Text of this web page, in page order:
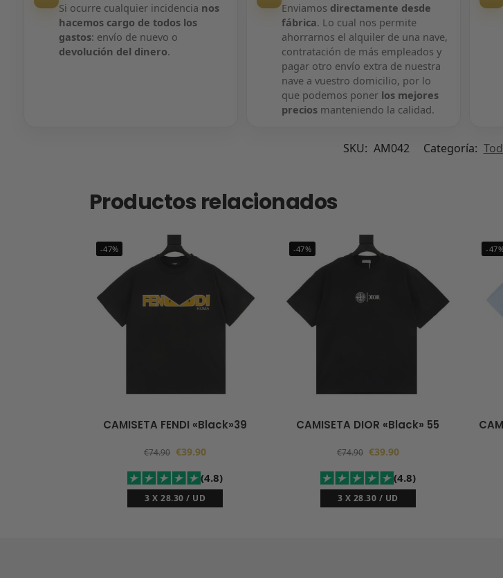
Si ocurre cualquier incidencia nos
hacemos cargo de todos los
gastos: envío de nuevo o
devolución del dinero.
Enviamos directamente desde
fábrica. Lo cual nos permite
ahorrarnos el alquiler de una nave,
contratación de más empleados y
pagar otro envío extra de nuestra
nave a vuestro domicilio, por lo
que podemos poner los mejores
preciosmanteniendo la calidad.
SKU: AM042 Categoría:
Productos relacionados
-47%
CAMISETA FENDI «Black»39
€74.90 €39.90
(4.8)
3 X 28.30 / UD
-47%
CAMISETA DIOR «Black» 55
€74.90 €39.90
(4.8)
3 X 28.30 / UD
-